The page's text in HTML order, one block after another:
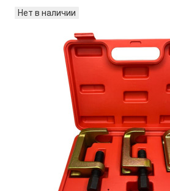
Нет в наличии